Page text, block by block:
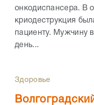
онкодиспансера. В
криодеструкция
пациенту. Мужчину
день...
Здоровье